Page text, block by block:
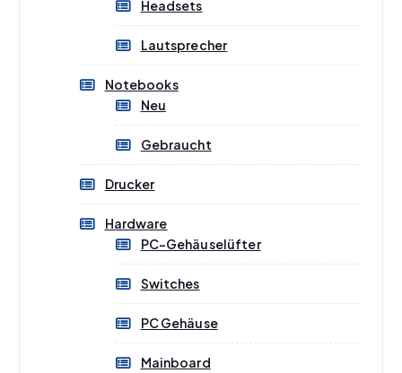
Headsets
Lautsprecher
Notebooks
Neu
Gebraucht
Drucker
Hardware
PC-Gehäuselüfter
Switches
PC Gehäuse
Mainboard